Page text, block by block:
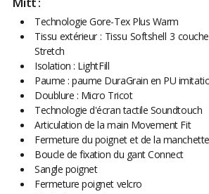
Technologie Gore-Tex Plus Warm
Tissu extérieur : Tissu Softshell 3
Stretch
Isolation : LightFill
Paume : paume DuraGrain en PU
Doublure : Micro Tricot
Technologie d'écran tactile Soundtouch
Articulation de la main Movement Fit
Fermeture du poignet et de la
Boucle de fixation du gant Connect
Sangle poignet
Fermeture poignet velcro